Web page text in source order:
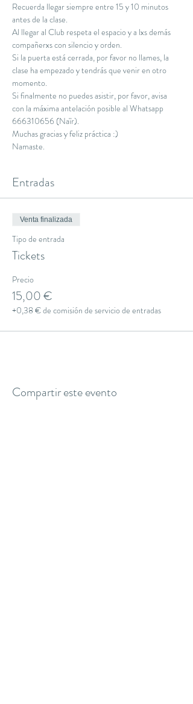
Recuerda llegar siempre entre 15 y 10 minutos
antes de la clase.
Al llegar al Club respeta el espacio y a lxs demás
compañerxs con silencio y orden.
Si la puerta está cerrada, por favor no llames, la
clase ha empezado y tendrás que venir en otro
momento.
Si finalmente no puedes asistir, por favor, avisa
con la máxima antelación posible al Whatsapp
666310656 (Naïr).
Muchas gracias y feliz práctica :)
Namaste.
Entradas
Venta finalizada
Tipo de entrada
Tickets
Precio
15,00 €
+0,38 € de comisión de servicio de entradas
Compartir este evento